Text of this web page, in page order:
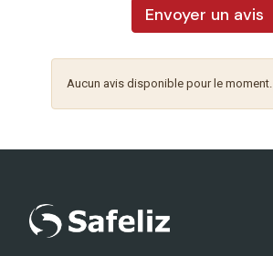
Envoyer un avis
Aucun avis disponible pour le moment.